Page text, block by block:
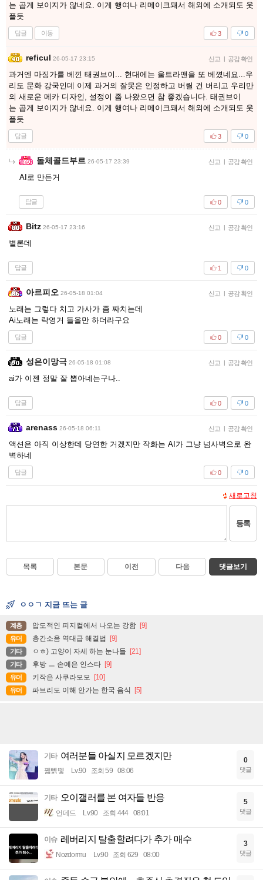
는 곱게 보이지가 않네요. 이게 행여나 리메이크돼서 해외에 소개되도 웃
플듯
답글 이동 0
3
reficul 26-05-17 23:15 신고 | 공감 확인
과거엔 마징가를 베낀 태권브이... 현대에는 울트라맨을 또 베꼈네요...우
리도 문화 강국인데 이제 과거의 잘못은 인정하고 버릴 건 버리고 우리만
의 새로운 메카 디자인, 설정이 좀 나왔으면 참 좋겠습니다. 태권브이
는 곱게 보이지가 않네요. 이게 행여나 리메이크돼서 해외에 소개되도 웃
플듯
답글 0
3
돌체콜드부르 26-05-17 23:39 신고 | 공감 확인
AI로 만든거
답글 0
0
Bitz 26-05-17 23:16 신고 | 공감 확인
별론데
답글 0
1
아르피오 26-05-18 01:04 신고 | 공감 확인
노래는 그렇다 치고 가사가 좀 짜치는데
Ai노래는 락영거 들을만 하더라구요
답글 0
0
성은이망극 26-05-18 01:08 신고 | 공감 확인
ai가 이젠 정말 잘 뽑아네는구나..
답글 0
0
arenass 26-05-18 06:11 신고 | 공감 확인
액션은 아직 이상한데 당연한 거겠지만 작화는 AI가 그냥 넘사벽으로 완
벽하네
답글 0
0
새로고침
등록
목록 본문 이전 다음 댓글보기
ㅇㅇㄱ 지금 뜨는 글
계층 압도적인 피지컬에서 나오는 강함 [9]
유머 층간소음 역대급 해결법 [9]
기타 ㅇㅎ) 고양이 자세 하는 눈나들 [21]
기타 후방 ㅡ 손예은 인스타 [9]
유머 키작은 사쿠라모모 [10]
유머 파브리도 이해 안가는 한국 음식 [5]
기타 여러분들 아실지 모르겠지만
꿻뻵뗗 Lv.90 조회 59 08:06
0
댓글
기타 오이갤러를 본 여자들 반응
언데드 Lv.90 조회 444 08:01
5
댓글
이슈 레버리지 탈출할려다가 추가 매수
Nozdormu Lv.90 조회 629 08:00
3
댓글